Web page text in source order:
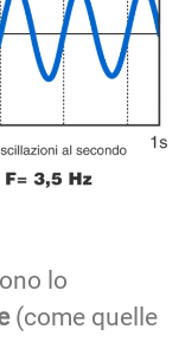
lo
(come quelle